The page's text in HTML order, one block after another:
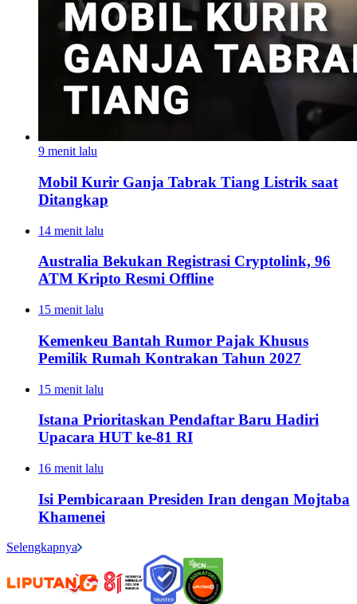
9 menit lalu
Mobil Kurir Ganja Tabrak Tiang Listrik saat
Ditangkap
14 menit lalu
Australia Bekukan Registrasi Cryptolink, 96
ATM Kripto Resmi Offline
15 menit lalu
Kemenkeu Bantah Rumor Pajak Khusus
Pemilik Rumah Kontrakan Tahun 2027
15 menit lalu
Istana Prioritaskan Pendaftar Baru Hadiri
Upacara HUT ke-81 RI
16 menit lalu
Isi Pembicaraan Presiden Iran dengan Mojtaba
Khamenei
Selengkapnya